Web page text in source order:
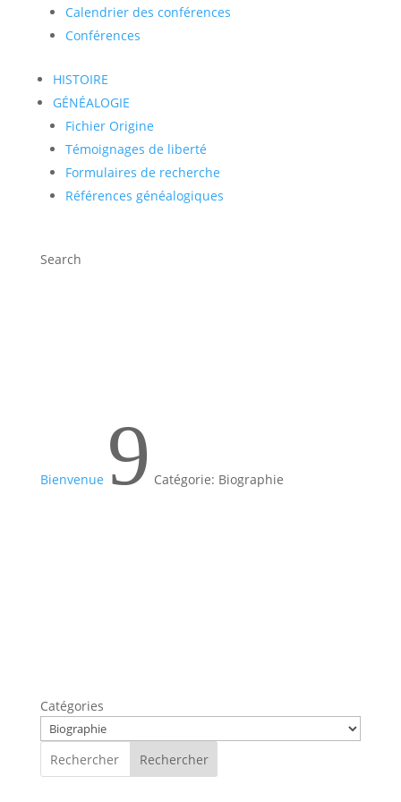
Calendrier des conférences
Conférences
HISTOIRE
GÉNÉALOGIE
Fichier Origine
Témoignages de liberté
Formulaires de recherche
Références généalogiques
Search
Bienvenue 9 Catégorie: Biographie
Catégories
Rechercher